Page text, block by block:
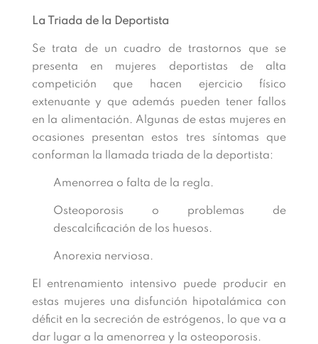
La Triada de la Deportista
Se trata de un cuadro de trastornos que se
presenta en mujeres deportistas de alta
competición que hacen ejercicio físico
extenuante y que además pueden tener fallos
en la alimentación. Algunas de estas mujeres en
ocasiones presentan estos tres síntomas que
conforman la llamada triada de la deportista:
Amenorrea o falta de la regla.
Osteoporosis o problemas de
descalcificación de los huesos.
Anorexia nerviosa.
El entrenamiento intensivo puede producir en
estas mujeres una disfunción hipotalámica con
déficit en la secreción de estrógenos, lo que va a
dar lugar a la amenorrea y la osteoporosis.